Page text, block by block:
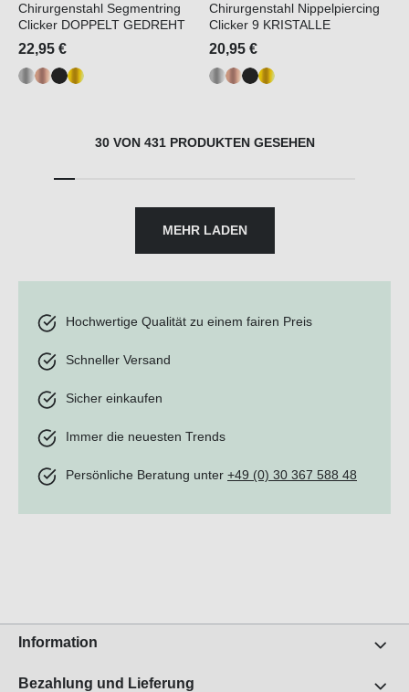
Chirurgenstahl Segmentring
Clicker DOPPELT GEDREHT
22,95 €
Chirurgenstahl Nippelpiercing
Clicker 9 KRISTALLE
20,95 €
30 VON 431 PRODUKTEN GESEHEN
MEHR LADEN
Hochwertige Qualität zu einem fairen Preis
Schneller Versand
Sicher einkaufen
Immer die neuesten Trends
Persönliche Beratung unter +49 (0) 30 367 588 48
Information
Bezahlung und Lieferung